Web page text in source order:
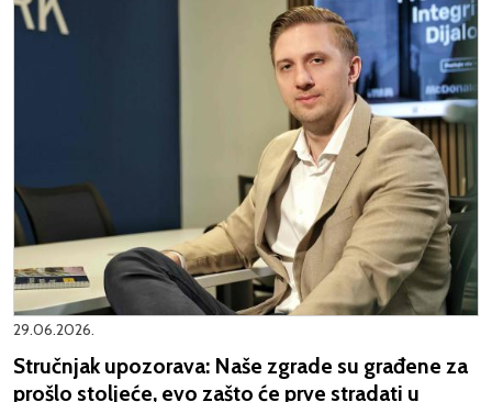
29.06.2026.
Stručnjak upozorava: Naše zgrade su građene za
prošlo stoljeće, evo zašto će prve stradati u